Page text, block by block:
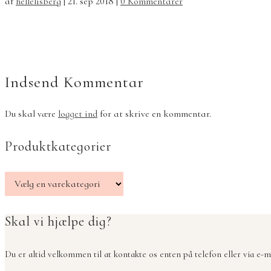
Indsend Kommentar
Du skal være logget ind for at skrive en kommentar.
Produktkategorier
Skal vi hjælpe dig?
Du er altid velkommen til at kontakte os enten på telefon eller via e-